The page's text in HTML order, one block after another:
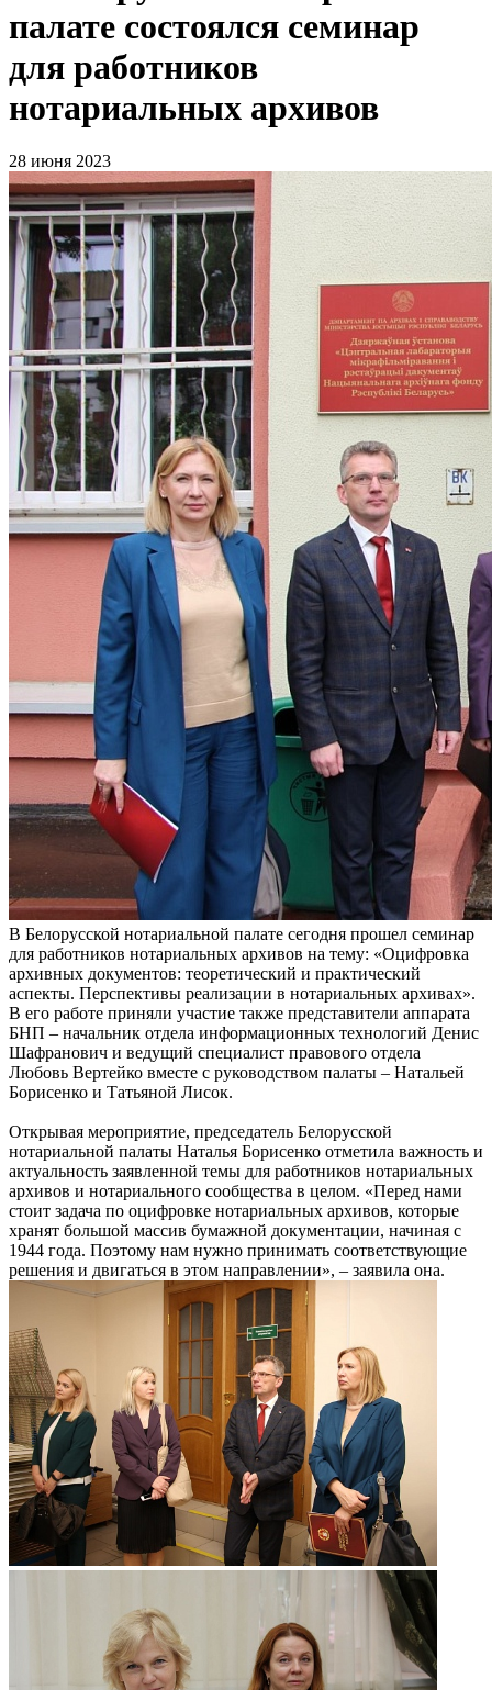
палате состоялся семинар
для работников
нотариальных архивов
28 июня 2023
В Белорусской нотариальной палате сегодня прошел семинар
для работников нотариальных архивов на тему: «Оцифровка
архивных документов: теоретический и практический
аспекты. Перспективы реализации в нотариальных архивах».
В его работе приняли участие также представители аппарата
БНП – начальник отдела информационных технологий Денис
Шафранович и ведущий специалист правового отдела
Любовь Вертейко вместе с руководством палаты – Натальей
Борисенко и Татьяной Лисок.
Открывая мероприятие, председатель Белорусской
нотариальной палаты Наталья Борисенко отметила важность и
актуальность заявленной темы для работников нотариальных
архивов и нотариального сообщества в целом. «Перед нами
стоит задача по оцифровке нотариальных архивов, которые
хранят большой массив бумажной документации, начиная с
1944 года. Поэтому нам нужно принимать соответствующие
решения и двигаться в этом направлении», – заявила она.